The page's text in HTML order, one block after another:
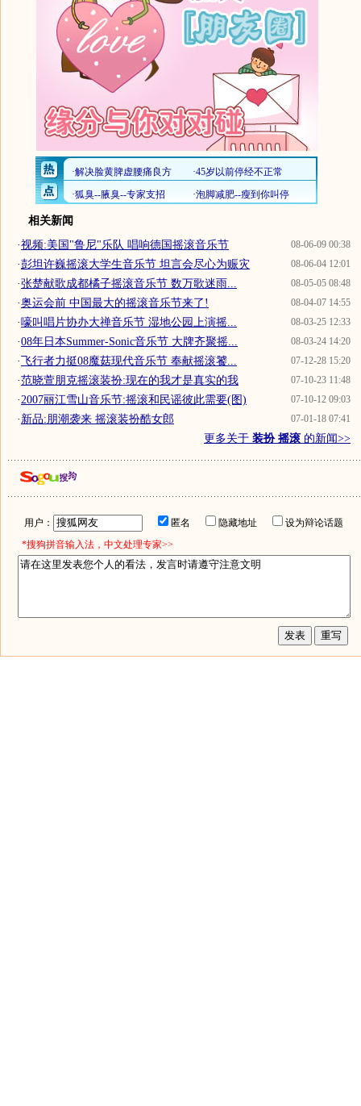
相关新闻
08-06-09 00:38
·视频:美国"鲁尼"乐队 唱响德国摇滚音乐节
08-06-04 12:01
·彭坦许巍摇滚大学生音乐节 坦言会尽心为赈灾
08-05-05 08:48
·张楚献歌成都橘子摇滚音乐节 数万歌迷雨...
08-04-07 14:55
·奥运会前 中国最大的摇滚音乐节来了!
08-03-25 12:33
·嚎叫唱片协办大禅音乐节 湿地公园上演摇...
08-03-24 14:20
·08年日本Summer-Sonic音乐节 大牌齐聚摇...
07-12-28 15:20
·飞行者力挺08魔菇现代音乐节 奉献摇滚饕...
07-10-23 11:48
·范晓萱朋克摇滚装扮:现在的我才是真实的我
07-10-12 09:03
·2007丽江雪山音乐节:摇滚和民谣彼此需要(图)
07-01-18 07:41
·新品:朋潮袭来 摇滚装扮酷女郎
更多关于 装扮 摇滚 的新闻>>
用户： 匿名 隐藏地址
设为辩论话题
*搜狗拼音输入法，中文处理专家>>